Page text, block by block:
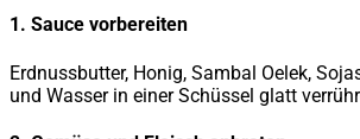
1. Sauce vorbereiten
Erdnussbutter, Honig, Sambal Oelek,
und Wasser in einer Schüssel glatt